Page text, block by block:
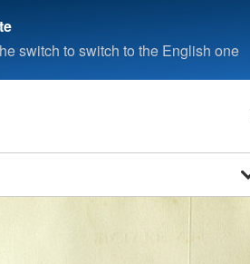
switch to switch to the English one
Heinstetten